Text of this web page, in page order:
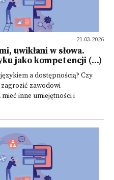
21.03.2026
uwikłani w słowa.
jako kompetencji (...)
a dostępnością? Czy
zawodowi
inne umiejętności i